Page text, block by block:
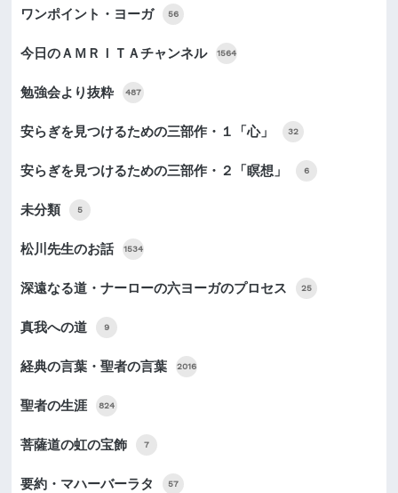
ワンポイント・ヨーガ 56
今日のＡＭＲＩＴＡチャンネル 1564
勉強会より抜粋 487
安らぎを見つけるための三部作・１「心」 32
安らぎを見つけるための三部作・２「瞑想」 6
未分類 5
松川先生のお話 1534
深遠なる道・ナーローの六ヨーガのプロセス 25
真我への道 9
経典の言葉・聖者の言葉 2016
聖者の生涯 824
菩薩道の虹の宝飾 7
要約・マハーバーラタ 57